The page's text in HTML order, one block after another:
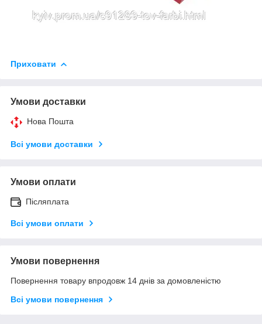
Приховати
Умови доставки
Нова Пошта
Всі умови доставки
Умови оплати
Післяплата
Всі умови оплати
Умови повернення
Повернення товару впродовж 14 днів за домовленістю
Всі умови повернення